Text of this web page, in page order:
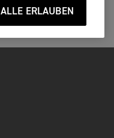
ALLE ERLAUBEN